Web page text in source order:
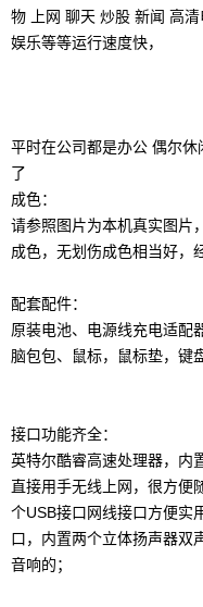
物 上网 聊天 炒股 新闻 高
娱乐等等运行速度快，
平时在公司都是办公 偶尔
了
成色：
请参照图片为本机真实图片
成色，无划伤成色相当好，
配套配件：
原装电池、电源线充电适配
脑包包、鼠标，鼠标垫，键
接口功能齐全：
英特尔酷睿高速处理器，内
直接用手无线上网，很方便
个USB接口网线接口方便实
口，内置两个立体扬声器双
音响的；